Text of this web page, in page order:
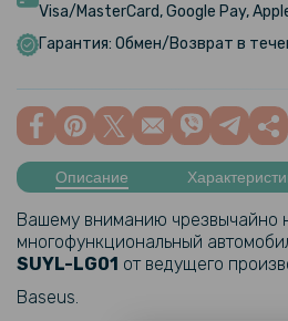
Visa/MasterCard, Google Pay,
Гарантия: Обмен/Возврат в
Описание
Вашему вниманию чрезвычайно
многофункциональный
SUYL-LG01 от ведущего
Baseus.